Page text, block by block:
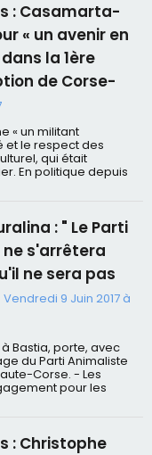
: Casamarta-
« un avenir en
la 1ère
de Corse-
« un militant
et le respect des
qui était
En politique depuis
: " Le Parti
s'arrêtera
ne sera pas
Vendredi 9 Juin 2017 à
Bastia, porte, avec
du Parti Animaliste
Corse. - Les
pour les
: Christophe